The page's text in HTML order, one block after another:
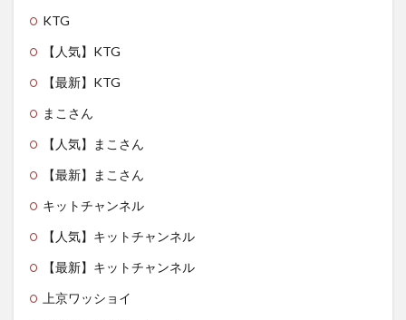
KTG
【人気】KTG
【最新】KTG
まこさん
【人気】まこさん
【最新】まこさん
キットチャンネル
【人気】キットチャンネル
【最新】キットチャンネル
上京ワッショイ